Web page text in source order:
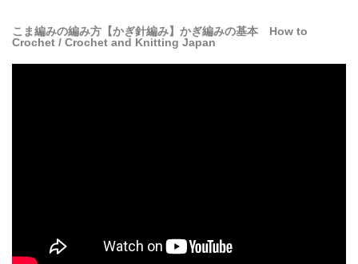
こま編みの編み方【かぎ針編み】かぎ編みの基本 How to
Crochet / Crochet and Knitting Japan